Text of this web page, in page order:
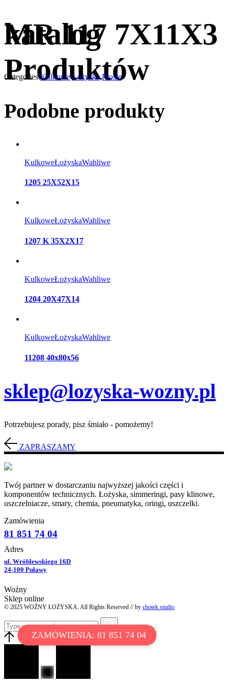
ZAMÓWIENIA: 81 851 74 04
katalog
Produktów
MR 117 7X11X3
Categories:Kulkowe Łożyska Proste
Podobne produkty
KulkoweŁożyskaWahliwe
1205 25X52X15
KulkoweŁożyskaWahliwe
1207 K 35X2X17
KulkoweŁożyskaWahliwe
1204 20X47X14
KulkoweŁożyskaWahliwe
11208 40x80x56
sklep@lozyska-wozny.pl
Potrzebujesz porady, pisz śmiało - pomożemy!
ZAPRASZAMY
Twój partner w dostarczaniu najwyższej jakości części i
komponentów technicznych. Łożyska, simmeringi, pasy klinowe,
uszczelniacze, smary, chemia, pneumatyka, oringi, uszczelki.
Zamówienia
81 851 74 04
Adres
ul. Wróblewskiego 16D
24-100 Puławy
Woźny
Sklep online
© 2025 WOŹNY ŁOŻYSKA. All Rights Reserved // by chotek studio